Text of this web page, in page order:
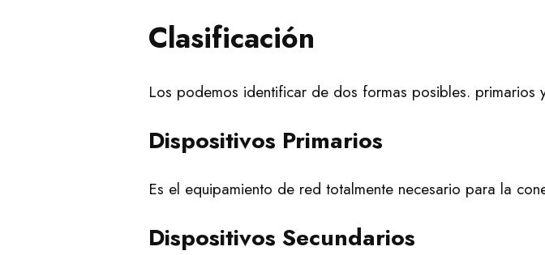
Clasificación
Los podemos identificar de dos formas posibles. primarios
Dispositivos Primarios
Es el equipamiento de red totalmente necesario para la
Dispositivos Secundarios